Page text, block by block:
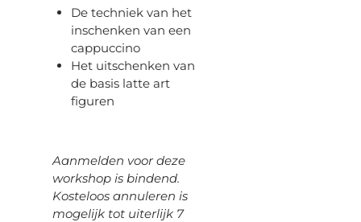
De techniek van het
inschenken van een
cappuccino
Het uitschenken van
de basis latte art
figuren
Aanmelden voor deze
workshop is bindend.
Kosteloos annuleren is
mogelijk tot uiterlijk 7